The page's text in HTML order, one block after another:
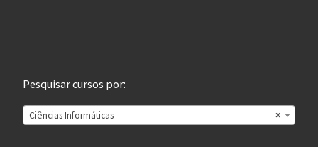
Pesquisar cursos por:
×
Ciências Informáticas